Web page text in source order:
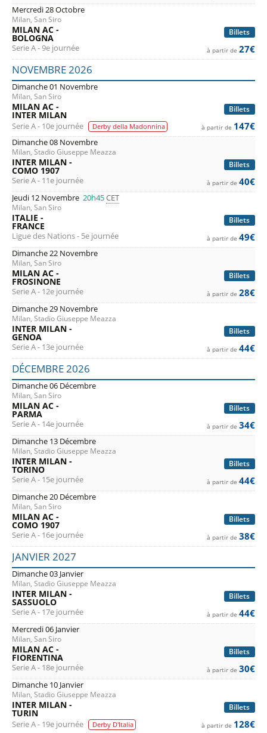
Mercredi 28 Octobre
Milan, San Siro
Billets
MILAN AC -
BOLOGNA
Serie A - 9e journée à partir de 27€
NOVEMBRE 2026
Dimanche 01 Novembre
Milan, San Siro
Billets
MILAN AC -
INTER MILAN
Serie A - 10e journée Derby della Madonnina à partir de 147€
Dimanche 08 Novembre
Milan, Stadio Giuseppe Meazza
Billets
INTER MILAN -
COMO 1907
Serie A - 11e journée à partir de 40€
Jeudi 12 Novembre 20h45CET
Milan, San Siro
Billets
ITALIE -
FRANCE
Ligue des Nations - 5e journée à partir de 49€
Dimanche 22 Novembre
Milan, San Siro
Billets
MILAN AC -
FROSINONE
Serie A - 12e journée à partir de 28€
Dimanche 29 Novembre
Milan, Stadio Giuseppe Meazza
Billets
INTER MILAN -
GENOA
Serie A - 13e journée à partir de 44€
DÉCEMBRE 2026
Dimanche 06 Décembre
Milan, San Siro
Billets
MILAN AC -
PARMA
Serie A - 14e journée à partir de 34€
Dimanche 13 Décembre
Milan, Stadio Giuseppe Meazza
Billets
INTER MILAN -
TORINO
Serie A - 15e journée à partir de 44€
Dimanche 20 Décembre
Milan, San Siro
Billets
MILAN AC -
COMO 1907
Serie A - 16e journée à partir de 38€
JANVIER 2027
Dimanche 03 Janvier
Milan, Stadio Giuseppe Meazza
Billets
INTER MILAN -
SASSUOLO
Serie A - 17e journée à partir de 44€
Mercredi 06 Janvier
Milan, San Siro
Billets
MILAN AC -
FIORENTINA
Serie A - 18e journée à partir de 30€
Dimanche 10 Janvier
Milan, Stadio Giuseppe Meazza
Billets
INTER MILAN -
TURIN
Serie A - 19e journée Derby D'Italia à partir de 128€